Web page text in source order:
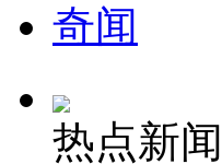
奇闻
热点新闻